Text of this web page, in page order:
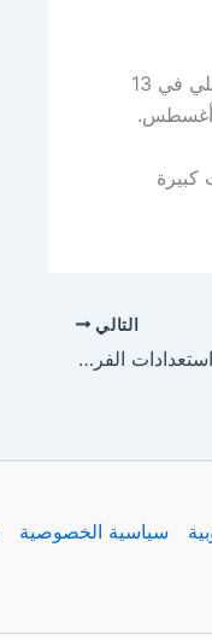
يبدأ الهلال موسمه الجديد بمباراة نصف نهائي كأس السوبر السعودي ضد النادي الأهلي في 13
كبيرة
التالي
الأهلي ضد الغرافة في استعدادات الفريقين للموسم الجديد بالنمسا
سياسية الخصوصية